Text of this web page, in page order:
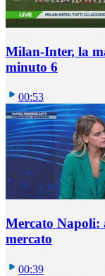
Milan-Inter, la
minuto 6
00:53
Mercato Napoli:
mercato
00:39